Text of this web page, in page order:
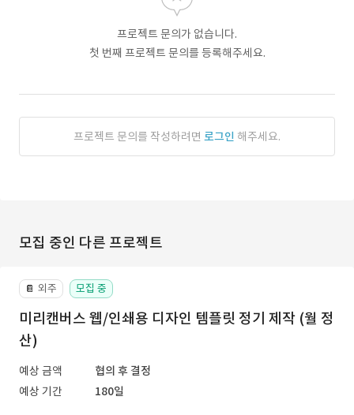
프로젝트 문의가 없습니다.
첫 번째 프로젝트 문의를 등록해주세요.
프로젝트 문의를 작성하려면 로그인 해주세요.
모집 중인 다른 프로젝트
📔 외주 모집 중
미리캔버스 웹/인쇄용 디자인 템플릿 정기 제작 (월 정
산)
예상 금액
협의 후 결정
예상 기간
180일